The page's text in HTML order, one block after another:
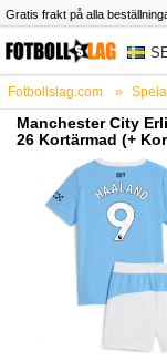
Gratis frakt på alla
Fotbollslag.com
Manchester City
26 Kortärmad (+